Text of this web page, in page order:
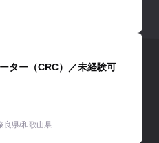
ター（CRC）／未経験可
良県/和歌山県